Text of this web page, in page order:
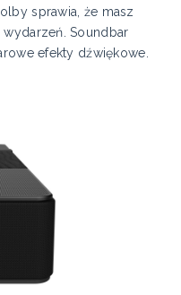
sprawia, że masz
Soundbar
efekty dźwiękowe.